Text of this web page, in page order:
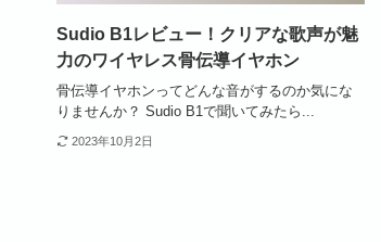
Sudio B1レビュー！クリアな歌声が魅
力のワイヤレス骨伝導イヤホン
骨伝導イヤホンってどんな音がするのか気にな
りませんか？ Sudio B1で聞いてみたら...
2023年10月2日